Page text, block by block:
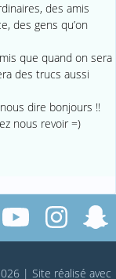
des amis
des gens qu’on
que quand on sera
des trucs aussi
dire bonjours !!
nous revoir =)
| Site réalisé avec